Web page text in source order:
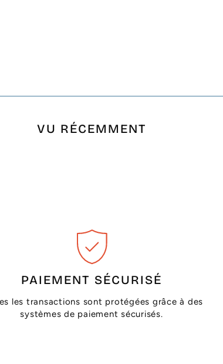
VU RÉCEMMENT
PAIEMENT SÉCURISÉ
les transactions sont protégées grâce à des
systèmes de paiement sécurisés.